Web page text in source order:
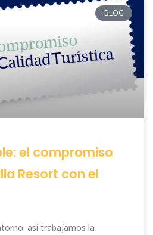
BLOG
el compromiso
Resort con el
así trabajamos la